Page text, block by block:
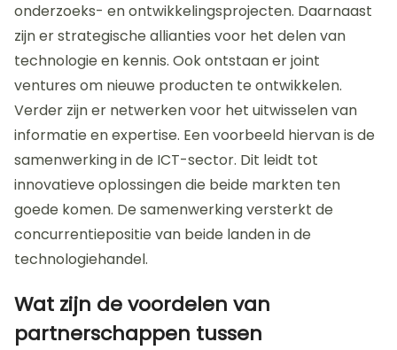
samenwerking zijn er tussen
deze bedrijven?
Er zijn verschillende vormen van samenwerking
tussen Nederlandse en Turkse technologiebedrijven.
Deze samenwerking omvat gezamenlijke
onderzoeks- en ontwikkelingsprojecten. Daarnaast
zijn er strategische allianties voor het delen van
technologie en kennis. Ook ontstaan er joint
ventures om nieuwe producten te ontwikkelen.
informatie en expertise. Een voorbeeld hiervan is de
samenwerking in de ICT-sector. Dit leidt tot